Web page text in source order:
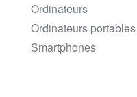
Ordinateurs
Ordinateurs portables
Smartphones